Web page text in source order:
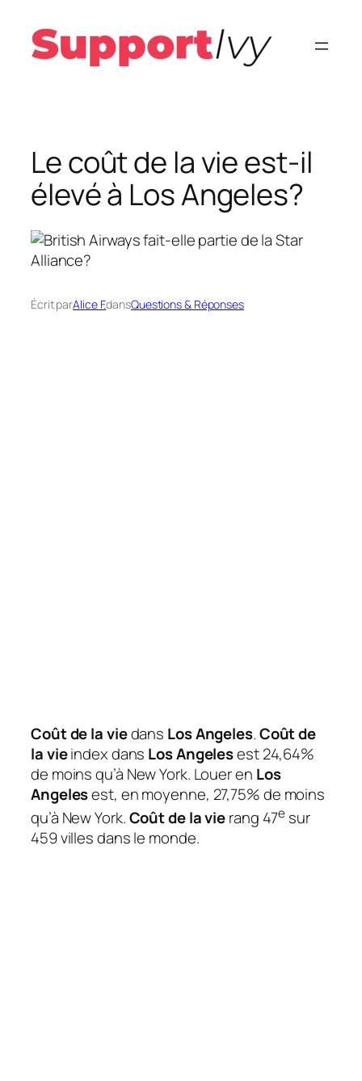
contenu
Le coût de la vie est-il
élevé à Los Angeles?
Écrit parAlice F.dansQuestions & Réponses
Coût de la viedans Los Angeles.Coût de
la vieindex dans Los Angelesest 24,64%
de moins qu’à New York. Louer en Los
Angelesest, en moyenne, 27,75% de moins
qu’à New York.Coût de la vierang 47e sur
459 villes dans le monde.